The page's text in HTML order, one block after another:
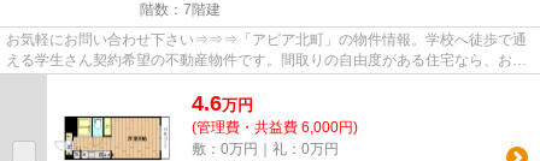
階数：7階建
お気軽にお問い合わせ下さい⇒⇒⇒「アピア北町」の物件情報。学校へ徒歩で通
える学生さん契約希望の不動産物件です。間取りの自由度がある住宅なら、おす
4.6万円
(管理費・共益費 6,000円)
敷：0万円｜礼：0万円